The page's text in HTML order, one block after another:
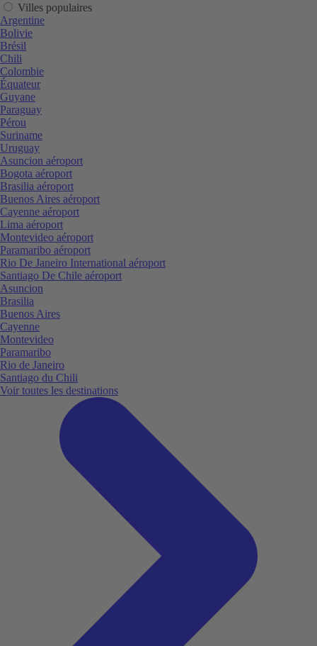
Villes populaires
Argentine
Bolivie
Brésil
Chili
Colombie
Équateur
Guyane
Paraguay
Pérou
Suriname
Uruguay
Asuncion aéroport
Bogota aéroport
Brasilia aéroport
Buenos Aires aéroport
Cayenne aéroport
Lima aéroport
Montevideo aéroport
Paramaribo aéroport
Rio De Janeiro International aéroport
Santiago De Chile aéroport
Asuncion
Brasilia
Buenos Aires
Cayenne
Montevideo
Paramaribo
Rio de Janeiro
Santiago du Chili
Voir toutes les destinations